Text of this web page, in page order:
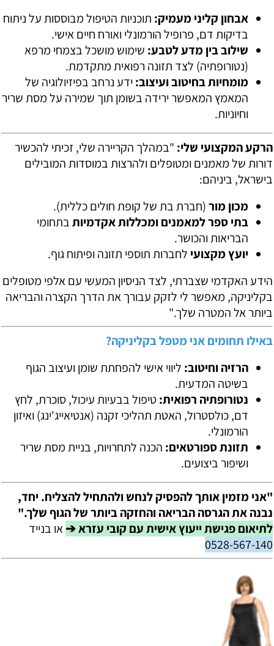
אבחון קליני מעמיק: תוכניות הטיפול מבוססות על ניתוח
בדיקות דם, פרופיל הורמונלי ואורח חיים אישי.
שילוב בין מדע לטבע: שימוש מושכל בצמחי מרפא
(נטורופתיה) לצד תזונה רפואית מתקדמת.
מומחיות בחיטוב ועיצוב:ידע נרחב בפיזיולוגיה של
המאמץ המאפשר ירידה בשומן תוך שמירה על מסת שריר
וחיוניות.
הרקע המקצועי שלי: "במהלך הקריירה שלי, זכיתי להכשיר
דורות של מאמנים ומטופלים ולהרצות במוסדות המובילים
בישראל, ביניהם:
מכון מור(חברת בת של קופת חולים כללית).
בתי ספר למאמנים ומכללות אקדמיותבתחומי
הבריאות והכושר.
יועץ מקצועי לחברות תוספי תזונה ופיתוח גוף.
הידע האקדמי שצברתי, לצד הניסיון המעשי עם אלפי מטופלים
בקליניקה, מאפשר לי לזקק עבורך את הדרך הקצרה והבריאה
ביותר אל המטרה שלך."
באילו תחומים אני מטפל בקליניקה?
הרזיה וחיטוב: ליווי אישי להפחתת שומן ועיצוב הגוף
בשיטה המדעית.
נטורופתיה רפואית:טיפול בבעיות עיכול, סוכרת, לחץ
דם, כולסטרול, האטת תהליכי זקנה (אנטיאייג'ינג) ואיזון
הורמונלי.
תזונת ספורטאים: הכנה לתחרויות, בניית מסת שריר
ושיפור ביצועים.
"אני מזמין אותך להפסיק לנחש ולהתחיל להצליח. יחד,
נבנה את הגרסה הבריאה והחזקה ביותר של הגוף שלך."
לתיאום פגישת ייעוץ אישית עם קובי עזרא ➔או בנייד
0528-567-140